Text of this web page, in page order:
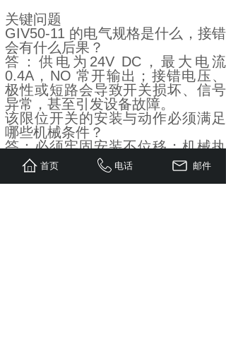
关键问题
GIV50-11 的电气规格是什么，接错
会有什么后果？
答：供电为24V DC，最大电流
0.4A，NO 常开输出；接错电压、
极性或短路会导致开关损坏、信号
异常，甚至引发设备故障。
该限位开关的安装与动作必须满足
哪些机械条件？
答：必须牢固安装不位移；机械执
行机构需精准对准感应头，保证接
触触发顺畅；无杂物卡阻，动作行
程匹配。
首页 电话 邮件